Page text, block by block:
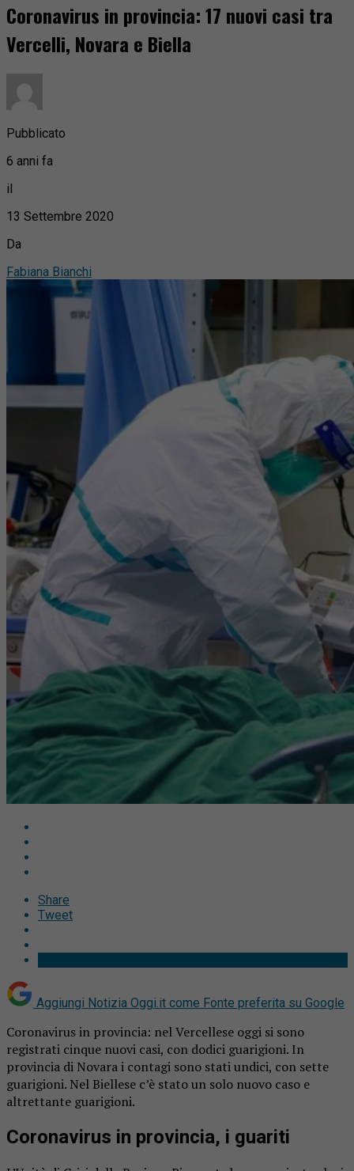
Coronavirus in provincia: 17 nuovi casi tra
Vercelli, Novara e Biella
Pubblicato
6 anni fa
il
13 Settembre 2020
Da
Fabiana Bianchi
Share
Tweet
Aggiungi Notizia Oggi.it come Fonte preferita su Google
Coronavirus in provincia: nel Vercellese oggi si sono
registrati cinque nuovi casi, con dodici guarigioni. In
provincia di Novara i contagi sono stati undici, con sette
guarigioni. Nel Biellese c’è stato un solo nuovo caso e
altrettante guarigioni.
Coronavirus in provincia, i guariti